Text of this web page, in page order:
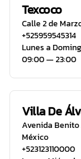
Texcoco
Calle 2 de
+525959545314
Lunes a
09:00 ― 23:00
Villa De
Avenida Benito
México
+523123110000